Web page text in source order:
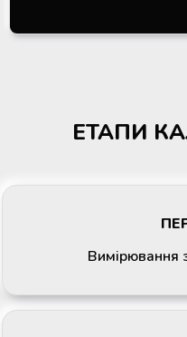
ЕТАПИ
Вимірювання